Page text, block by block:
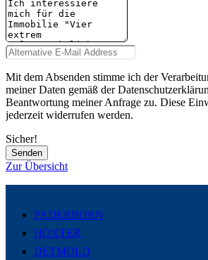
Mit dem Absenden stimme ich der
meiner Daten gemäß der
Beantwortung meiner Anfrage zu. Diese
jederzeit widerrufen werden.
Sicher!
Senden
Zur Übersicht
PADERBORN
HÖXTER
DETMOLD